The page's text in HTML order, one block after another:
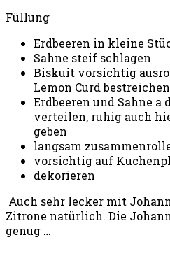
Füllung
Erdbeeren in kleine
Sahne steif schlagen
Biskuit vorsichtig
Lemon Curd bestreichen
Erdbeeren und Sahne
verteilen, ruhig auch
geben
langsam
vorsichtig auf
dekorieren
Auch sehr lecker mit
Zitrone natürlich. Die
genug …